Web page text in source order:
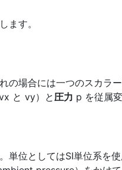
ます。
の場合には一つのスカラ
と vy）と 圧力 p を従属
位としてはSI単位系を使